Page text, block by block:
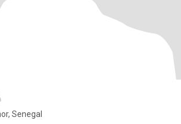
Senegal